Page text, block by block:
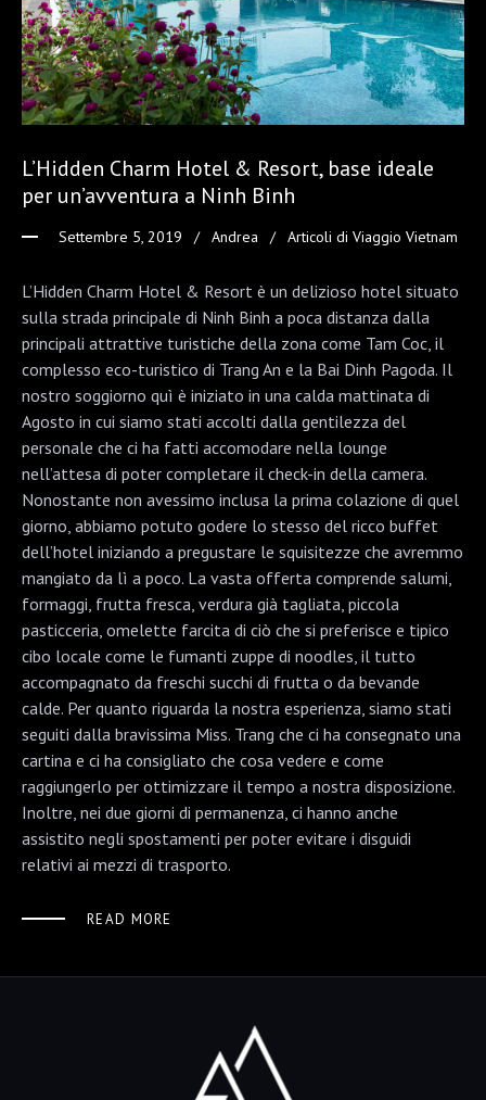
L’Hidden Charm Hotel & Resort, base ideale
per un’avventura a Ninh Binh
Settembre 5, 2019 Andrea Articoli di Viaggio Vietnam
L’Hidden Charm Hotel & Resort è un delizioso hotel situato
sulla strada principale di Ninh Binh a poca distanza dalla
principali attrattive turistiche della zona come Tam Coc, il
complesso eco-turistico di Trang An e la Bai Dinh Pagoda. Il
nostro soggiorno quì è iniziato in una calda mattinata di
Agosto in cui siamo stati accolti dalla gentilezza del
personale che ci ha fatti accomodare nella lounge
nell’attesa di poter completare il check-in della camera.
Nonostante non avessimo inclusa la prima colazione di quel
giorno, abbiamo potuto godere lo stesso del ricco buffet
dell’hotel iniziando a pregustare le squisitezze che avremmo
mangiato da lì a poco. La vasta offerta comprende salumi,
formaggi, frutta fresca, verdura già tagliata, piccola
pasticceria, omelette farcita di ciò che si preferisce e tipico
cibo locale come le fumanti zuppe di noodles, il tutto
accompagnato da freschi succhi di frutta o da bevande
calde. Per quanto riguarda la nostra esperienza, siamo stati
seguiti dalla bravissima Miss. Trang che ci ha consegnato una
cartina e ci ha consigliato che cosa vedere e come
raggiungerlo per ottimizzare il tempo a nostra disposizione.
Inoltre, nei due giorni di permanenza, ci hanno anche
assistito negli spostamenti per poter evitare i disguidi
relativi ai mezzi di trasporto.
READ MORE